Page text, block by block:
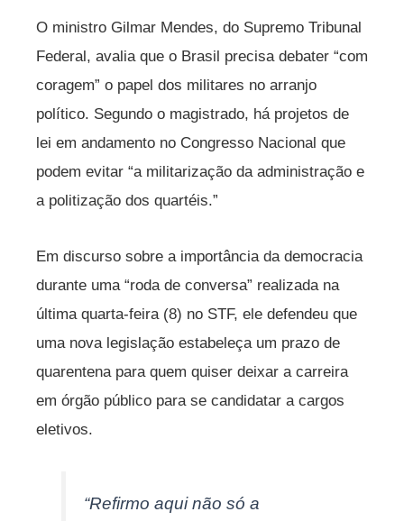
O ministro Gilmar Mendes, do Supremo Tribunal
Federal, avalia que o Brasil precisa debater “com
coragem” o papel dos militares no arranjo
político. Segundo o magistrado, há projetos de
lei em andamento no Congresso Nacional que
podem evitar “a militarização da administração e
a politização dos quartéis.”
Em discurso sobre a importância da democracia
durante uma “roda de conversa” realizada na
última quarta-feira (8) no STF, ele defendeu que
uma nova legislação estabeleça um prazo de
quarentena para quem quiser deixar a carreira
em órgão público para se candidatar a cargos
eletivos.
“Refirmo aqui não só a